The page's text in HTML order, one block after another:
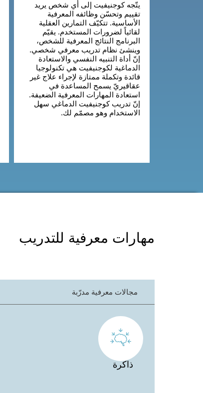
يتّجه كوجنيفيت إلى أي شخص يريد
تقييم وتحسّن وظائفه المعرفية
الأساسية. تتكيّف التمارين العقلية
لقائياً لضرورات المستخدم. يقيّم
البرنامج النتائج المعرفية للشخص،
وينشئ نظام تدريب معرفي شخصي.
إنّ أداة التنبيه النفسي والاستعادة
الدماغية لكوجنيفيت هي تكنولوجيا
قائدة وتكملة ممتازة لإجراء علاج غير
عقاقيريّ يسمح المساعدة في
استعادة المهارات المعرفية الضعيفة.
إنّ تدريب كوجنيفيت الدماغي سهل
الاستخدام وهو مصمّم لك.
مهارات معرفية للتدريب
مجالات معرفية مدرّبة
ذاكرة